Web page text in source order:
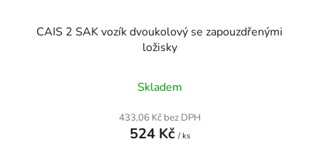
CAIS 2 SAK vozík dvoukolový se zapouzdřenými
ložisky
Skladem
433,06 Kč bez DPH
524 Kč / ks